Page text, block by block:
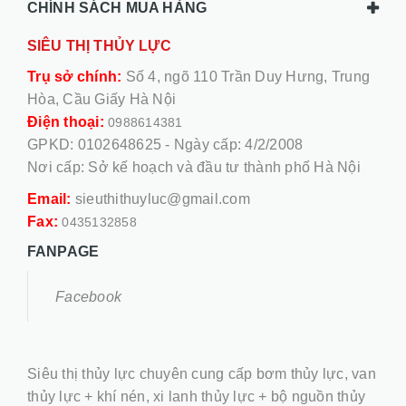
CHÍNH SÁCH MUA HÀNG
SIÊU THỊ THỦY LỰC
Trụ sở chính: Số 4, ngõ 110 Trần Duy Hưng, Trung
Hòa, Cầu Giấy Hà Nội
Điện thoại: 0988614381
GPKD: 0102648625 - Ngày cấp: 4/2/2008
Nơi cấp: Sở kế hoạch và đầu tư thành phố Hà Nội
Email: sieuthithuyluc@gmail.com
Fax:0435132858
FANPAGE
Facebook
Siêu thị thủy lực chuyên cung cấp bơm thủy lực, van
thủy lực + khí nén, xi lanh thủy lực + bộ nguồn thủy